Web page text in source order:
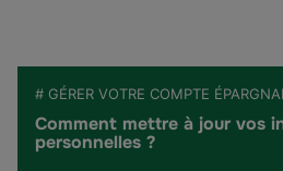
# GÉRER VOTRE COMPTE
Comment mettre à jour vos
personnelles ?